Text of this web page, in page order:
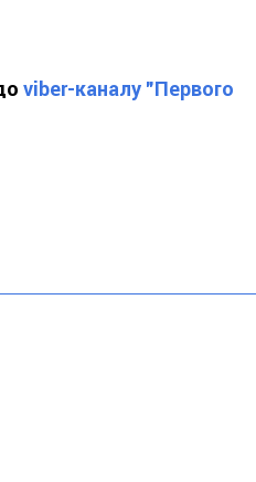
viber-каналу "Первого